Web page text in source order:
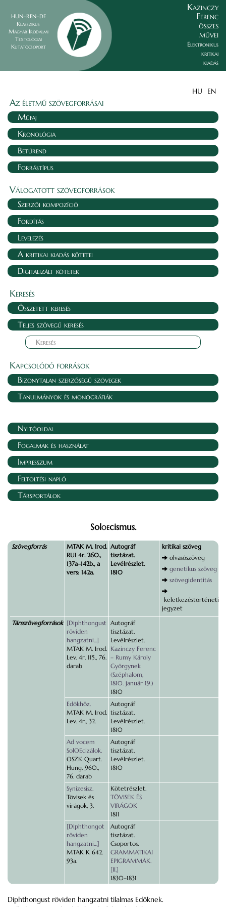
HUN–REN–DE
Klasszikus
Magyar Irodalmi
Textológiai
Kutatócsoport
Kazinczy
Ferenc
összes
művei
Elektronikus
kritikai
kiadás
HU EN
Az életmű szövegforrásai
Műfaj
Kronológia
Betűrend
Forrástípus
Válogatott szövegforrások
Szerzői kompozíció
Fordítás
Levelezés
A kritikai kiadás kötetei
Digitalizált kötetek
Keresés
Összetett keresés
Teljes szövegű keresés
Kapcsolódó források
Bizonytalan szerzőségű szövegek
Tanulmányok és monográfiák
Nyitóoldal
Fogalmak és használat
Impresszum
Feltöltési napló
Társportálok
Soloecismus.
Szövegforrás
MTAK M. Irod.
RUI 4r. 260.,
137a–142b., a
vers: 142a.
Autográf
tisztázat.
Levélrészlet.
1810
kritikai szöveg
olvasószöveg
genetikus szöveg
szövegidentitás
keletkezéstörténeti
jegyzet
Társszövegforrások [Diphthongust
röviden
hangzatni...]
MTAK M. Irod.
Lev. 4r. 115., 76.
darab
Autográf
tisztázat.
Levélrészlet.
Kazinczy Ferenc
– Rumy Károly
Györgynek
(Széphalom,
1810. január 19.)
1810
Edőkhöz.
MTAK M. Irod.
Lev. 4r., 32.
Autográf
tisztázat.
Levélrészlet.
1810
Ad vocem
SolOEcizálok.
OSZK Quart.
Hung. 960.,
76. darab
Autográf
tisztázat.
Levélrészlet.
1810
Synizesisz.
Tövisek és
virágok, 3.
Kötetrészlet.
TÖVISEK ÉS
VIRÁGOK
1811
[Diphthongot
röviden
hangzatni…]
MTAK K 642.
93a.
Autográf
tisztázat.
Csoportos.
GRAMMATIKAI
EPIGRAMMÁK.
[II.]
1830–1831
Diphthongust röviden hangzatni tilalmas Edőknek.